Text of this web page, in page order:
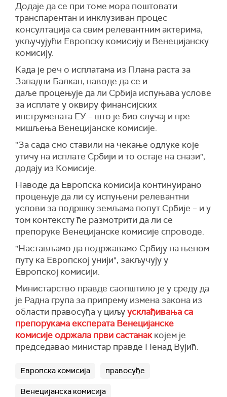
Додаје да се при томе мора поштовати
транспарентан и инклузиван процес
консултација са свим релевантним актерима,
укључујући Европску комисију и Венецијанску
комисију.
Када је реч о исплатама из Плана раста за
Западни Балкан, наводе да се и
даље процењује да ли Србија испуњава услове
за исплате у оквиру финансијских
инструмената ЕУ – што је био случај и пре
мишљења Венецијанске комисије.
"За сада смо ставили на чекање одлуке које
утичу на исплате Србији и то остаје на снази",
додају из Комисије.
Наводе да Европска комисија континуирано
процењује да ли су испуњени релевантни
услови за подршку земљама попут Србије – и у
том контексту ће размотрити да ли се
препоруке Венецијанске комисије спроводе.
"Настављамо да подржавамо Србију на њеном
путу ка Европској унији", закључују у
Европској комисији.
Министарство правде саопштило је у среду да
је Радна група за припрему измена закона из
области правосуђа у циљуусклађивања са
препорукама експерата Венецијанске
комисије одржала први састанаккојем је
председавао министар правде Ненад Вујић.
Европска комисија правосуђе
Венецијанска комисија